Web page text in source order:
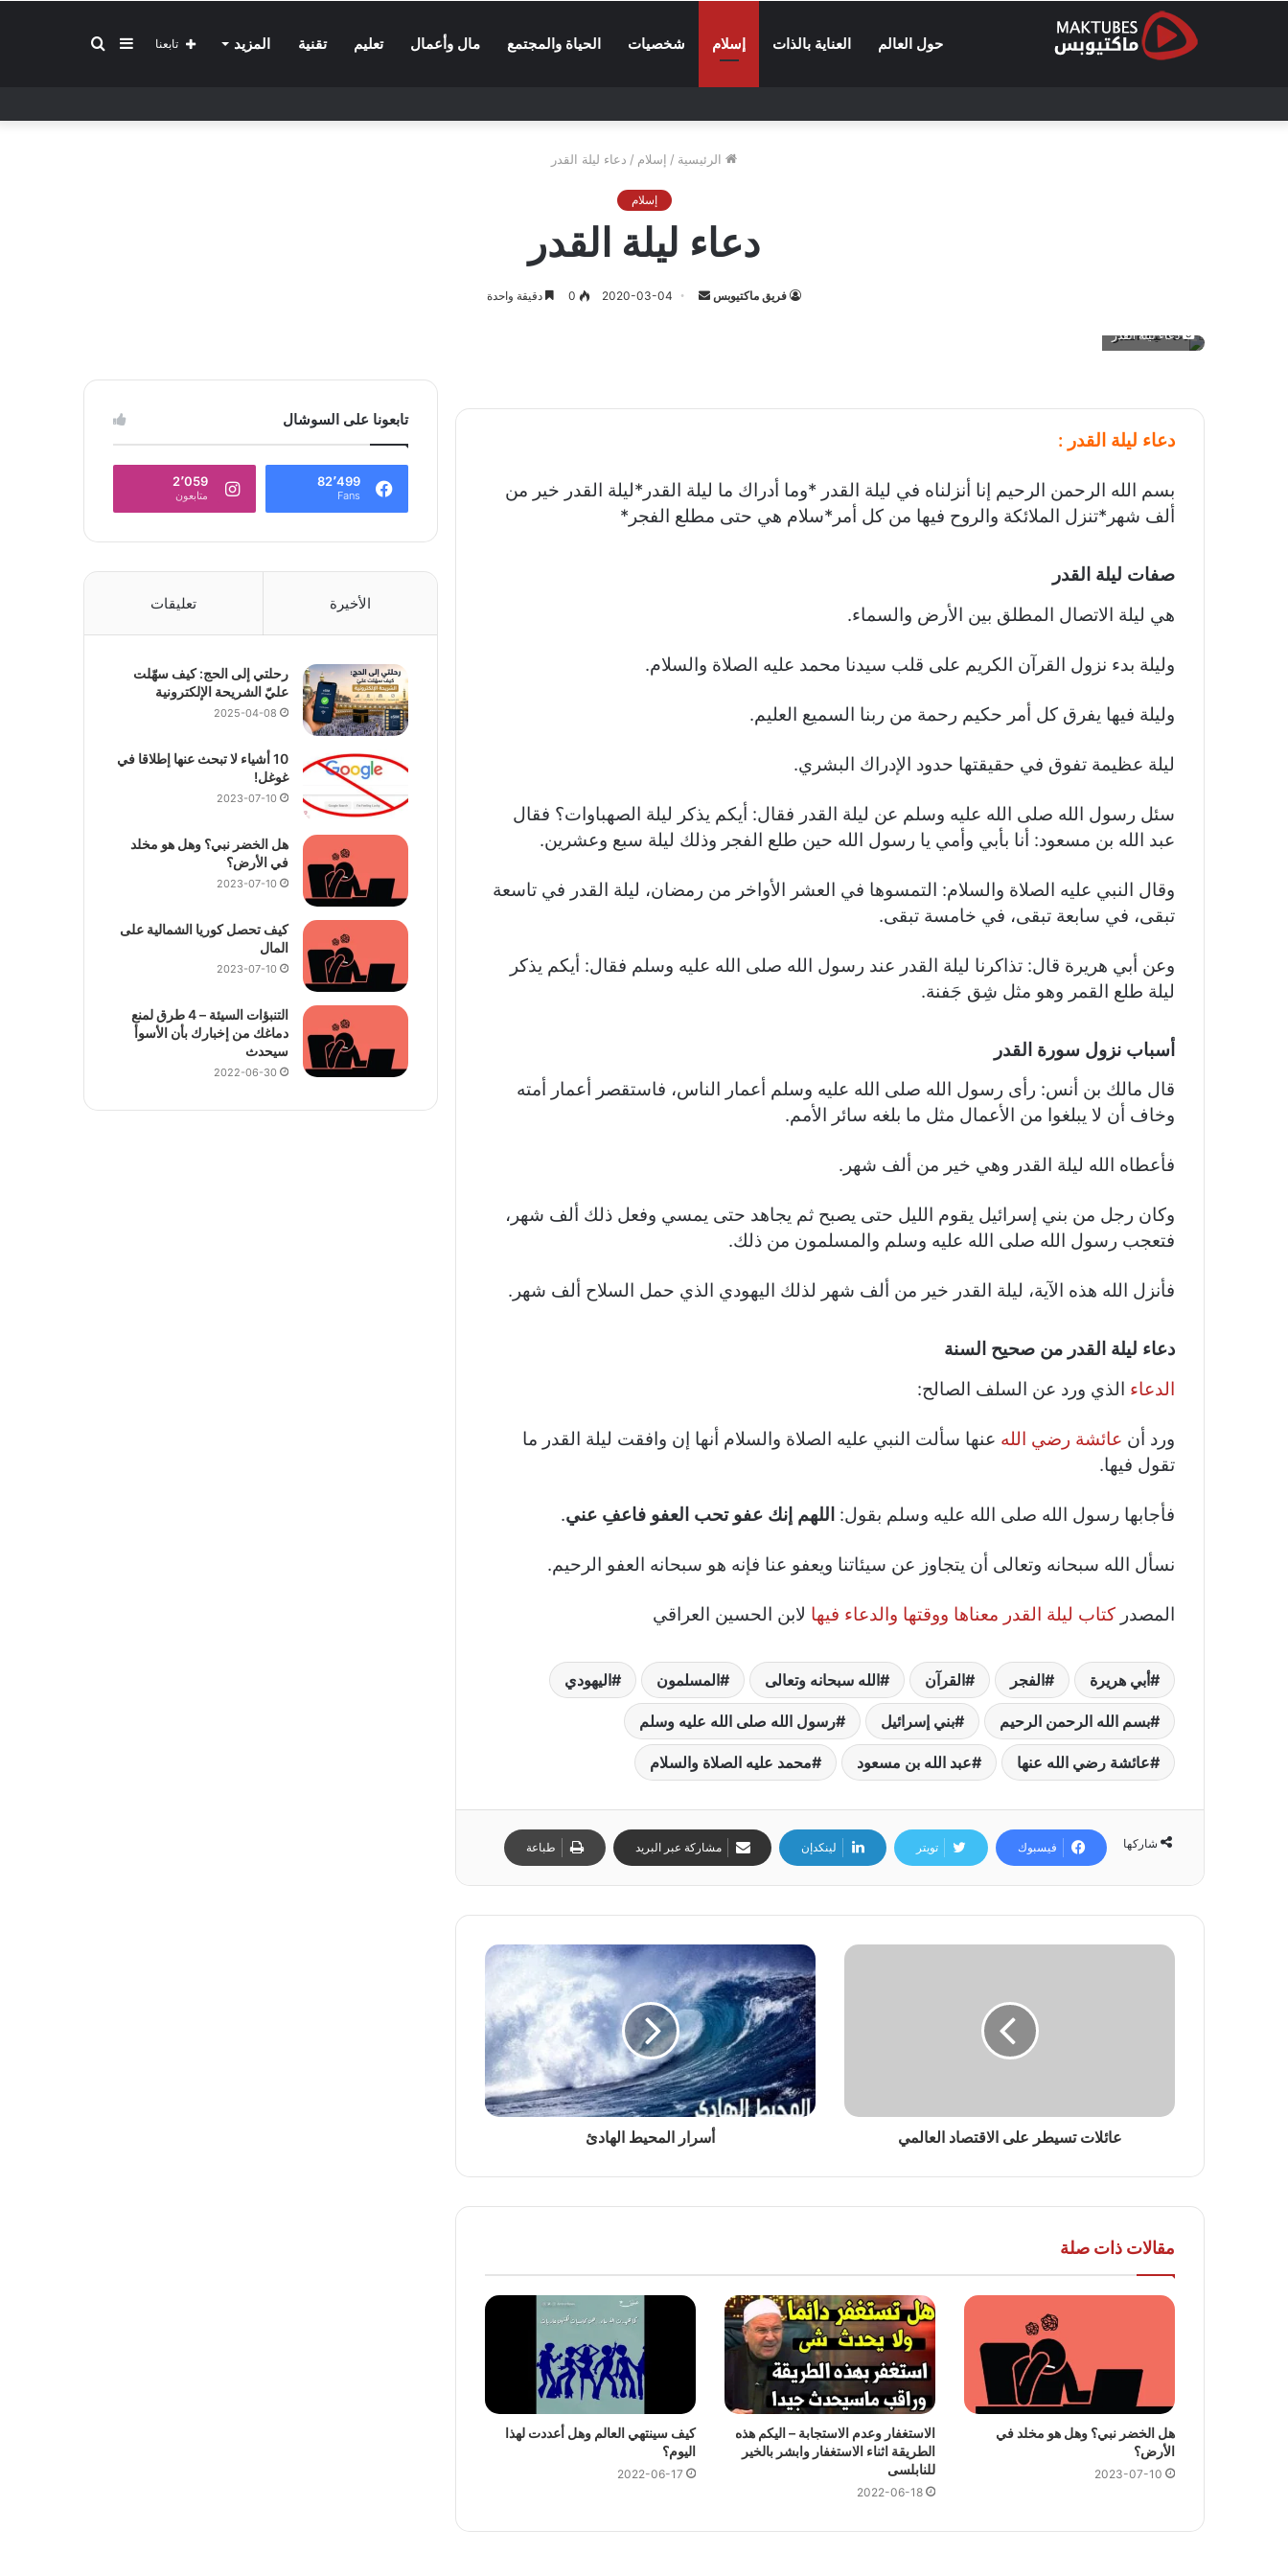
حول العالم العناية بالذات إسلام شخصيات الحياة والمجتمع مال وأعمال تعليم تقنية المزيد بحثإضافة تابعنا
الرئيسية / إسلام / دعاء ليلة القدر
إسلام
دعاء ليلة القدر
فريق ماكتيوبس
أرسل 2020-03-04
0 دقيقة واحدة
دعاء ليلة القدر
دعاء ليلة القدر :
بسم الله الرحمن الرحيم إنا أنزلناه في ليلة القدر *وما أدراك ما ليلة القدر*ليلة القدر خير من
ألف شهر*تنزل الملائكة والروح فيها من كل أمر*سلام هي حتى مطلع الفجر*
صفات ليلة القدر
هي ليلة الاتصال المطلق بين الأرض والسماء.
وليلة بدء نزول القرآن الكريم على قلب سيدنا محمد عليه الصلاة والسلام.
وليلة فيها يفرق كل أمر حكيم رحمة من ربنا السميع العليم.
ليلة عظيمة تفوق في حقيقتها حدود الإدراك البشري.
سئل رسول الله صلى الله عليه وسلم عن ليلة القدر فقال: أيكم يذكر ليلة الصهباوات؟ فقال
عبد الله بن مسعود: أنا بأبي وأمي يا رسول الله حين طلع الفجر وذلك ليلة سبع وعشرين.
وقال النبي عليه الصلاة والسلام: التمسوها في العشر الأواخر من رمضان، ليلة القدر في تاسعة
تبقى، في سابعة تبقى، في خامسة تبقى.
وعن أبي هريرة قال: تذاكرنا ليلة القدر عند رسول الله صلى الله عليه وسلم فقال: أيكم يذكر
ليلة طلع القمر وهو مثل شِق جَفنة.
أسباب نزول سورة القدر
قال مالك بن أنس: رأى رسول الله صلى الله عليه وسلم أعمار الناس، فاستقصر أعمار أمته
وخاف أن لا يبلغوا من الأعمال مثل ما بلغه سائر الأمم.
فأعطاه الله ليلة القدر وهي خير من ألف شهر.
وكان رجل من بني إسرائيل يقوم الليل حتى يصبح ثم يجاهد حتى يمسي وفعل ذلك ألف شهر،
فتعجب رسول الله صلى الله عليه وسلم والمسلمون من ذلك.
فأنزل الله هذه الآية، ليلة القدر خير من ألف شهر لذلك اليهودي الذي حمل السلاح ألف شهر.
دعاء ليلة القدر من صحيح السنة
الدعاء الذي ورد عن السلف الصالح:
ورد أن عائشة رضي الله عنها سألت النبي عليه الصلاة والسلام أنها إن وافقت ليلة القدر ما
تقول فيها.
فأجابها رسول الله صلى الله عليه وسلم بقول: اللهم إنك عفو تحب العفو فاعفِ عني.
نسأل الله سبحانه وتعالى أن يتجاوز عن سيئاتنا ويعفو عنا فإنه هو سبحانه العفو الرحيم.
المصدر كتاب ليلة القدر معناها ووقتها والدعاء فيها لابن الحسين العراقي
أبي هريرة الفجر القرآن الله سبحانه وتعالى المسلمون اليهودي
بسم الله الرحمن الرحيم بني إسرائيل رسول الله صلى الله عليه وسلم
عائشة رضي الله عنها عبد الله بن مسعود محمد عليه الصلاة والسلام
شاركها فيسبوك تويتر لينكدإن مشاركة عبر البريد طباعة
عائلات تسيطر على الاقتصاد العالمي أسرار المحيط الهادئ
مقالات ذات صلة
هل الخضر نبي؟ وهل هو مخلد في
الأرض؟
2023-07-10
الاستغفار وعدم الاستجابة – اليكم هذه
الطريقة اثناء الاستغفار وابشر بالخير
للنابلسى
2022-06-18
كيف سينتهي العالم وهل أعددت لهذا
اليوم؟
2022-06-17
تابعونا على السوشال
82٬499
Fans
2٬059
متابعون
الأخيرة تعليقات
رحلتي إلى الحج: كيف سهّلت
عليّ الشريحة الإلكترونية
2025-04-08
10 أشياء لا تبحث عنها إطلاقا في
غوغل!
2023-07-10
هل الخضر نبي؟ وهل هو مخلد
في الأرض؟
2023-07-10
كيف تحصل كوريا الشمالية على
المال
2023-07-10
التنبؤات السيئة – 4 طرق لمنع
دماغك من إخبارك بأن الأسوأ
سيحدث
2022-06-30